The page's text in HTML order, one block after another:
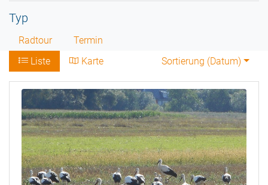
Typ
Radtour
Termin
Liste
Karte Sortierung (Datum)